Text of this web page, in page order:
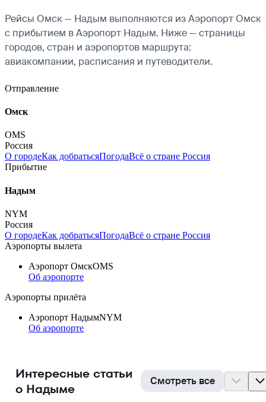
Рейсы Омск — Надым выполняются из Аэропорт Омск
с прибытием в Аэропорт Надым. Ниже — страницы
городов, стран и аэропортов маршрута:
авиакомпании, расписания и путеводители.
Отправление
Омск
OMS
Россия
О городеКак добратьсяПогодаВсё о стране Россия
Прибытие
Надым
NYM
Россия
О городеКак добратьсяПогодаВсё о стране Россия
Аэропорты вылета
Аэропорт ОмскOMS
Об аэропорте
Аэропорты прилёта
Аэропорт НадымNYM
Об аэропорте
Интересные статьи
о Надыме
Смотреть все